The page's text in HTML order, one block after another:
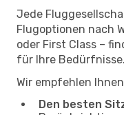
Jede
Flugoptionen nach
oder First Class –
für Ihre Bedürfnisse.
Wir empfehlen
Den besten